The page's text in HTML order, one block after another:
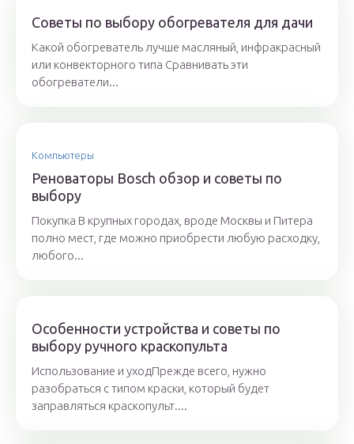
Советы по выбору обогревателя для дачи
Какой обогреватель лучше масляный, инфракрасный
или конвекторного типа Сравнивать эти
обогреватели...
Компьютеры
Реноваторы Bosch обзор и советы по
выбору
Покупка В крупных городах, вроде Москвы и Питера
полно мест, где можно приобрести любую расходку,
любого...
Особенности устройства и советы по
выбору ручного краскопульта
Использование и уходПрежде всего, нужно
разобраться с типом краски, который будет
заправляться краскопульт....